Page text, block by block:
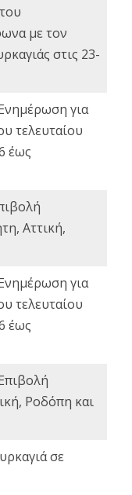
με τον
στις 23-
για
τελευταίου
έως
Αττική,
για
τελευταίου
έως
Ροδόπη και
σε